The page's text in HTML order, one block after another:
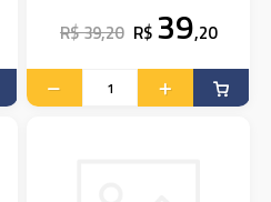
R$ 39,20 R$ 39,20